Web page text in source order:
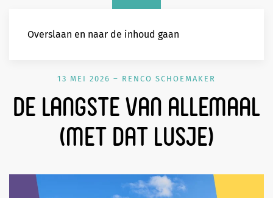
Overslaan en naar de inhoud gaan
13 MEI 2026 – RENCO SCHOEMAKER
De langste van allemaal
(met dat lusje)